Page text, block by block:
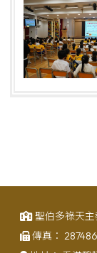
聖伯多祿天
傳真：